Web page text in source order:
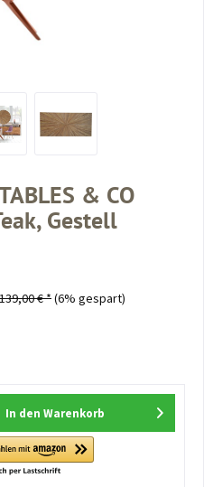
& CO
Gestell
€ *(6% gespart)
In den Warenkorb